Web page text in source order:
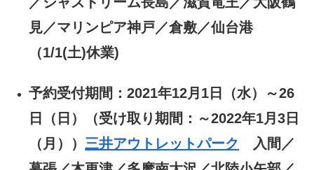
見／マリンピア神戸／倉敷／仙台港
（1/1(土)休業)
予約受付期間：2021年12月1日（水）～26
日（日）（受け取り期間：～2022年1月3日
（月））三井アウトレットパーク 入間／